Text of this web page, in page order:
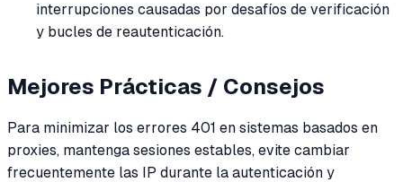
interrupciones causadas por desafíos de verificación
y bucles de reautenticación.
Mejores Prácticas / Consejos
Para minimizar los errores 401 en sistemas basados en
proxies, mantenga sesiones estables, evite cambiar
frecuentemente las IP durante la autenticación y